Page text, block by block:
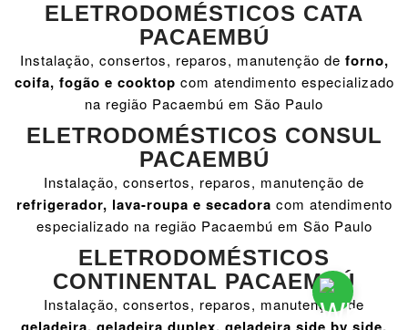
ELETRODOMÉSTICOS CATA
PACAEMBÚ
Instalação, consertos, reparos, manutenção de forno,
coifa, fogão e cooktop com atendimento especializado
na região Pacaembú em São Paulo
ELETRODOMÉSTICOS CONSUL
PACAEMBÚ
Instalação, consertos, reparos, manutenção de
refrigerador, lava-roupa e secadora com atendimento
especializado na região Pacaembú em São Paulo
ELETRODOMÉSTICOS
CONTINENTAL PACAEMBÚ
Instalação, consertos, reparos, manutenção de